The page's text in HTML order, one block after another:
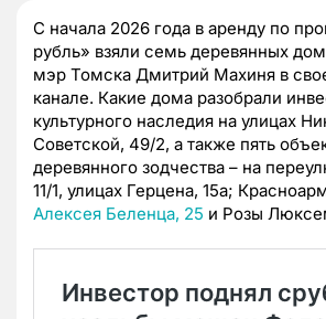
С начала 2026 года в аренду по
рубль» взяли семь деревянных
мэр Томска Дмитрий Махиня в
канале. Какие дома разобрали
культурного наследия на улицах
Советской, 49/2, а также пять
деревянного зодчества – на
11/1, улицах Герцена, 15а;
Алексея Беленца, 25 и Розы